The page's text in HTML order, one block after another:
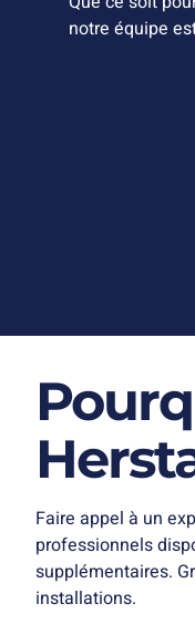
notre équipe
Faire appel à un
professionnels
supplémentaires.
installations.